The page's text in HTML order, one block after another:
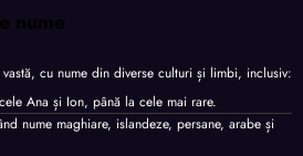
nume
cu nume din diverse culturi și limbi, inclusiv:
Ana și Ion, până la cele mai rare.
nume maghiare, islandeze, persane, arabe și